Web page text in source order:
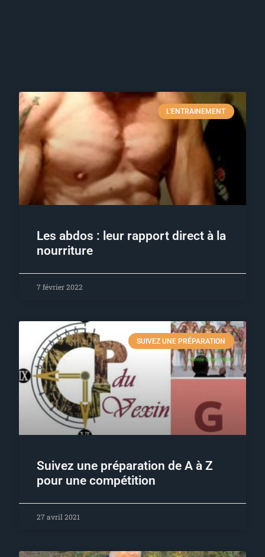
L'ENTRAINEMENT
Les abdos : leur rapport direct à la
nourriture
7 février 2022
SUIVEZ UNE PRÉPARATION
Suivez une préparation de A à Z
pour une compétition
27 avril 2021